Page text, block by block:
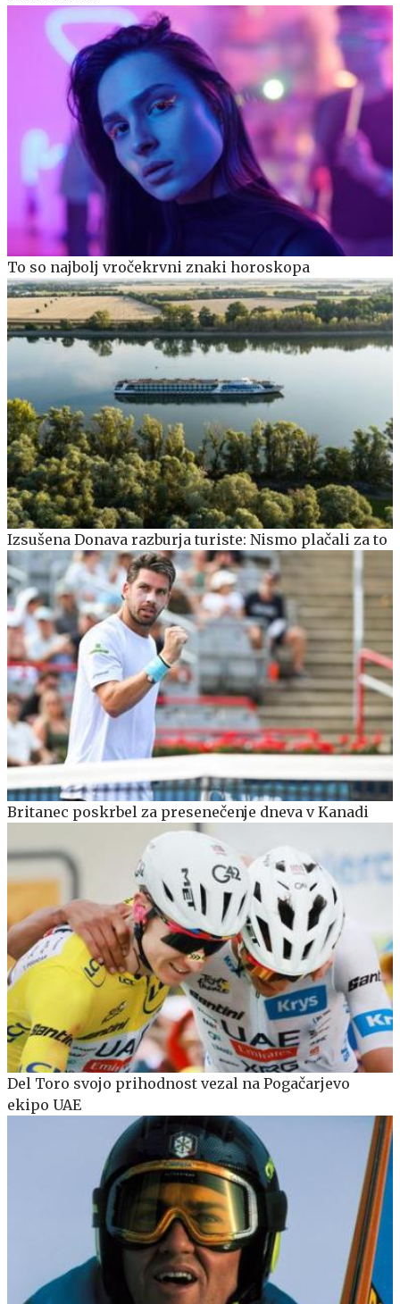
To so najbolj vročekrvni znaki horoskopa
Izsušena Donava razburja turiste: Nismo plačali za to
Britanec poskrbel za presenečenje dneva v Kanadi
Del Toro svojo prihodnost vezal na Pogačarjevo
ekipo UAE